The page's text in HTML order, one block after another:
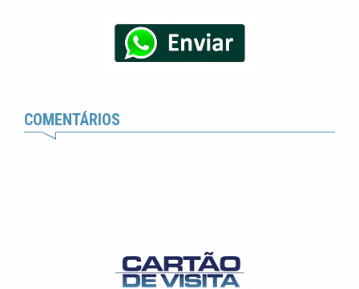
COMENTÁRIOS